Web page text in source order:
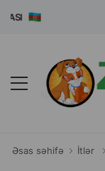
Əsas səhifə İtlər